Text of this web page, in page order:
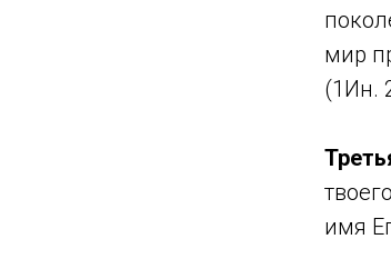
мир
(1Ин.
имя